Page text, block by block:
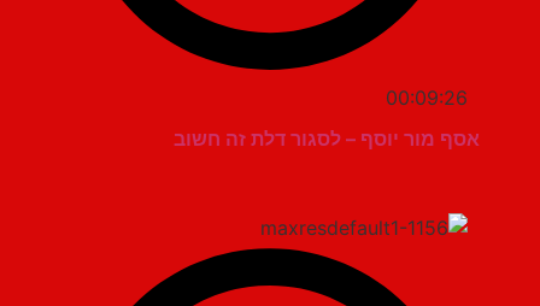
00:09:26
אסף מור יוסף – לסגור דלת זה חשוב